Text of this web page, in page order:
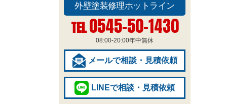
外壁塗装修理ホットライン
TEL0545-50-1430
08:00-20:00年中無休
メールで相談・見積依頼
LINEで相談・見積依頼